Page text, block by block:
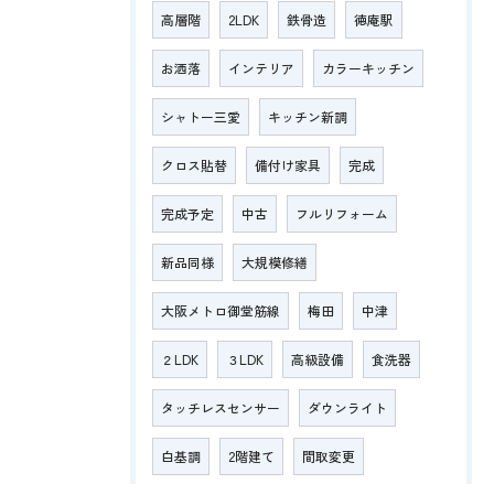
高層階 2LDK 鉄骨造 徳庵駅
お洒落 インテリア カラーキッチン
シャトー三愛 キッチン新調
クロス貼替 備付け家具 完成
完成予定 中古 フルリフォーム
新品同様 大規模修繕
大阪メトロ御堂筋線 梅田 中津
２LDK ３LDK 高級設備 食洗器
タッチレスセンサー ダウンライト
白基調 2階建て 間取変更